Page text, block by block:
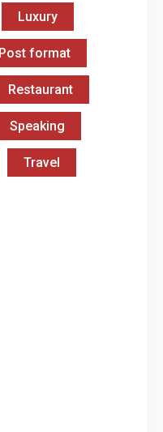
Luxury
Post format
Restaurant
Speaking
Travel